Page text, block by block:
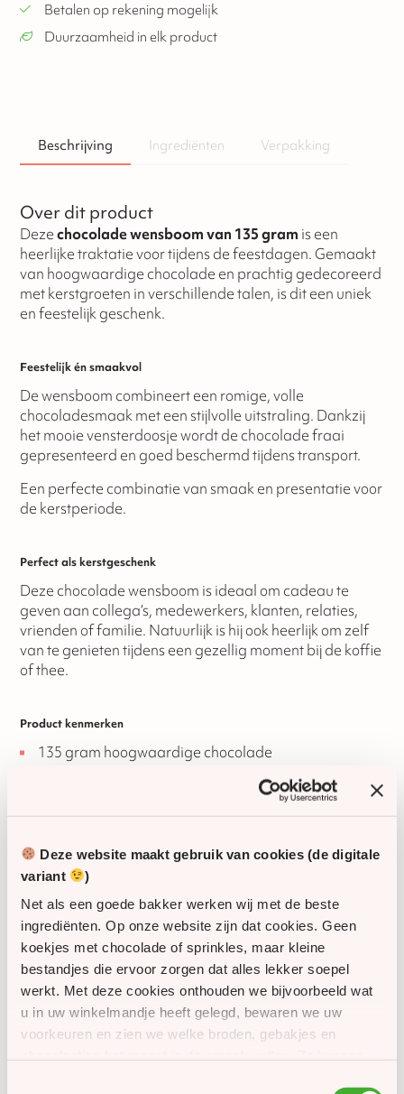
Deze website maakt gebruik van cookies (de digitale
variant
)
Net als een goede bakker werken wij met de beste
ingrediënten. Op onze website zijn dat cookies. Geen
koekjes met chocolade of sprinkles, maar kleine
bestandjes die ervoor zorgen dat alles lekker soepel
werkt. Met deze cookies onthouden we bijvoorbeeld wat
u in uw winkelmandje heeft gelegd, bewaren we uw
voorkeuren en zien we welke broden, gebakjes en
Betalen op rekening mogelijk
Duurzaamheid in elk product
Beschrijving Ingrediënten Verpakking
Over dit product
Dezechocolade wensboom van 135 gram is een
heerlijke traktatie voor tijdens de feestdagen. Gemaakt
van hoogwaardige chocolade en prachtig gedecoreerd
met kerstgroeten in verschillende talen, is dit een uniek
en feestelijk geschenk.
Feestelijk én smaakvol
De wensboom combineert een romige, volle
chocoladesmaak met een stijlvolle uitstraling. Dankzij
het mooie vensterdoosje wordt de chocolade fraai
gepresenteerd en goed beschermd tijdens transport.
Een perfecte combinatie van smaak en presentatie voor
de kerstperiode.
Perfect als kerstgeschenk
Deze chocolade wensboom is ideaal om cadeau te
geven aan collega’s, medewerkers, klanten, relaties,
vrienden of familie. Natuurlijk is hij ook heerlijk om zelf
van te genieten tijdens een gezellig moment bij de koffie
of thee.
Product kenmerken
135 gram hoogwaardige chocolade
Gedecoreerd met kerstgroeten in verschillende talen
De pakketjes laten bezorgen op verschillende
huisadressen? Vraag eenvoudig een vrijblijvende
offerte aan voor de verzendkosten.
Wil je het geschenk personaliseren met een kerstkaartje
of etiket met eigen tekst en logo? Neem gerust contact
met ons op, wij bespreken graag de mogelijkheden.